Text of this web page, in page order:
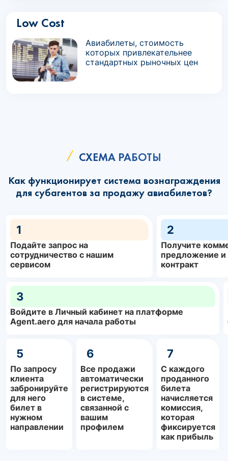
Low Cost
Авиабилеты, стоимость
которых привлекательнее
стандартных рыночных цен
СХЕМА РАБОТЫ
Как функционирует система вознаграждения
для субагентов за продажу авиабилетов?
1
Подайте запрос на
сотрудничество с нашим
сервисом
2
Получите
предложение и
контракт
3
Войдите в Личный кабинет на платформе
Agent.aero для начала работы
5
По запросу
клиента
забронируйте
для него
билет в
нужном
направлении
6
Все продажи
автоматически
регистрируются
в системе,
связанной с
вашим
профилем
7
С каждого
проданного
билета
начисляется
комиссия,
которая
фиксируется
как прибыль